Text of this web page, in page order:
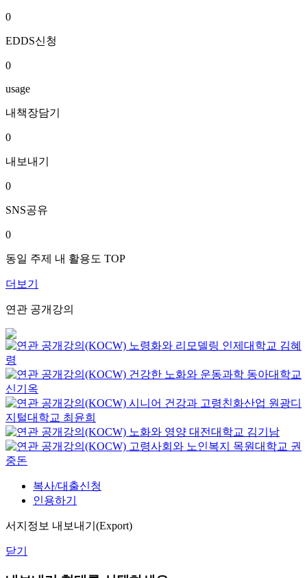
0
EDDS신청
0
usage
내책장담기
0
내보내기
0
SNS공유
0
동일 주제 내 활용도 TOP
더보기
연관 공개강의
노령화와 리모델링 인제대학교 김혜
령
건강한 노화와 운동과학 동아대학교
신기옥
시니어 건강과 고령친화산업 원광디
지털대학교 최윤희
노화와 영양 대전대학교 김기남
고령사회와 노인복지
목원대학교 권
중돈
복사/대출신청
인용하기
서지정보 내보내기(Export)
닫기